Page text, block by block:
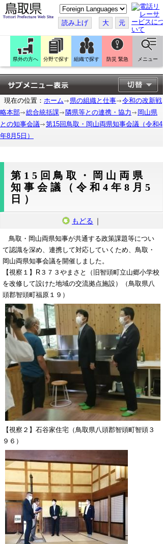
こ
の
ペ
ー
ジ
翻
訳
す
る
読み上げ 大 元
県外の方へ 分野で探す 組織で探す 防災 緊急 メニュー
現在の位置： ホーム 県の組織と仕事
令和の改新戦
略本部
総合統括課 隣県等との連携・協力
岡山県
との知事会議
第15回鳥取・岡山両県知事会議（令和4
年8月5日）
第15回鳥取・岡山両県
知事会議（令和4年8月5
日）
もどる ｜
鳥取・岡山両県知事が共通する政策課題等につい
て認識を深め、連携して対応していくため、鳥取・
岡山両県知事会議を開催しました。
【視察１】R３７３やまさと（旧智頭町立山郷小学校
を改修して設けた地域の交流拠点施設）（鳥取県八
頭郡智頭町福原１９）
【視察２】石谷家住宅（鳥取県八頭郡智頭町智頭３
９６）